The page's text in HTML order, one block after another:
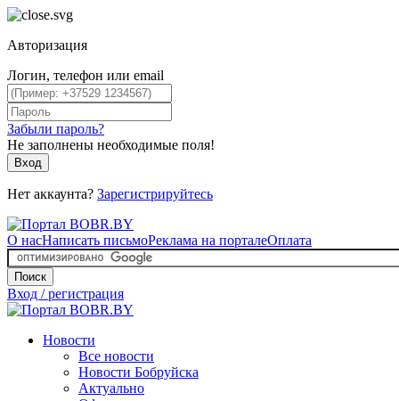
Авторизация
Логин, телефон или email
Забыли пароль?
Не заполнены необходимые поля!
Вход
Нет аккаунта? Зарегистрируйтесь
О насНаписать письмоРеклама на порталеОплата
Поиск
Вход / регистрация
Новости
Все новости
Новости Бобруйска
Актуально